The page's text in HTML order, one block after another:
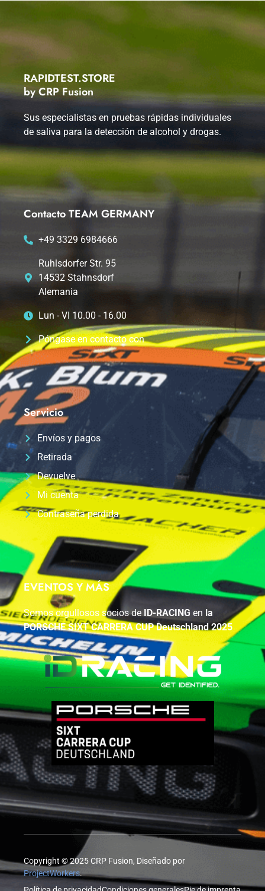
RAPIDTEST.STORE
by CRP Fusion
Sus especialistas en pruebas rápidas individuales
de saliva para la detección de alcohol y drogas.
Contacto TEAM GERMANY
+49 3329 6984666
Ruhlsdorfer Str. 95
14532 Stahnsdorf
Alemania
Lun - VI 10.00 - 16.00
Póngase en contacto con
Servicio
Envíos y pagos
Retirada
Devuelve
Mi cuenta
Contraseña perdida
EVENTOS Y MÁS
Somos orgullosos socios de ID-RACING en la
PORSCHE SIXT CARRERA CUP Deutschland 2025
Copyright © 2025 CRP Fusion, Diseñado por
ProjectWorkers.